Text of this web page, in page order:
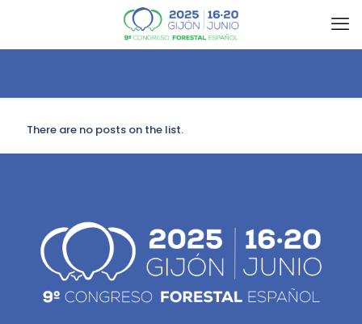
There are no posts on the list.